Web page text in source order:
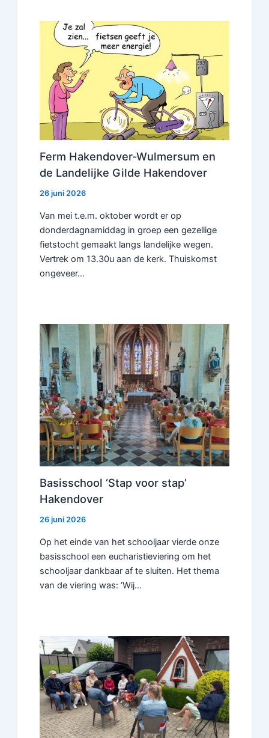
Ferm Hakendover-Wulmersum en
de Landelijke Gilde Hakendover
26 juni 2026
Van mei t.e.m. oktober wordt er op
donderdagnamiddag in groep een gezellige
fietstocht gemaakt langs landelijke wegen.
Vertrek om 13.30u aan de kerk. Thuiskomst
ongeveer…
Basisschool ‘Stap voor stap’
Hakendover
26 juni 2026
Op het einde van het schooljaar vierde onze
basisschool een eucharistieviering om het
schooljaar dankbaar af te sluiten. Het thema
van de viering was: ‘Wij…